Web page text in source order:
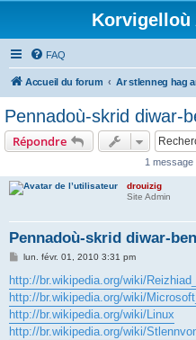
Korvigelloù
FAQ
Accueil du forum
Pennadoù-skrid diwar-
Répondre
1 message
drouizig
Site Admin
Pennadoù-skrid diwar-
M
s
s
a
g
e
lun. févr. 01, 2010 3:31 pm
http://br.wikipedia.org/wiki/
http://br.wikipedia.org/wiki/
http://br.wikipedia.org/wiki/Linux
http://br.wikipedia.org/wiki/